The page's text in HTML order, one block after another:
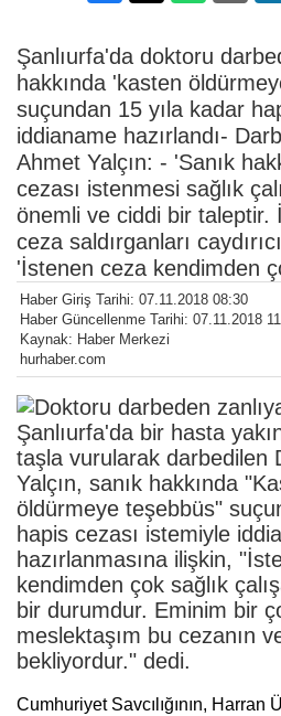
Şanlıurfa'da doktoru
hakkında 'kasten
suçundan 15 yıla kadar
iddianame hazırlandı-
Ahmet Yalçın: - 'Sanık
cezası istenmesi sağlık
önemli ve ciddi bir taleptir.
ceza saldırganları
'İstenen ceza kendimden
Haber Giriş Tarihi: 07.11.2018 08:30
Haber Güncellenme Tarihi: 07.11.2018
Kaynak: Haber Merkezi
hurhaber.com
Şanlıurfa'da bir hasta
taşla vurularak darbedilen
Yalçın, sanık hakkında
öldürmeye teşebbüs"
hapis cezası istemiyle
hazırlanmasına ilişkin,
kendimden çok sağlık
bir durumdur. Eminim bir
meslektaşım bu cezanın
bekliyordur." dedi.
Cumhuriyet Savcılığının, Harran